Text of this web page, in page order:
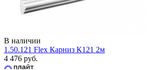
В наличии
1.50.121 Flex Карниз К121 2м
4 476 руб.